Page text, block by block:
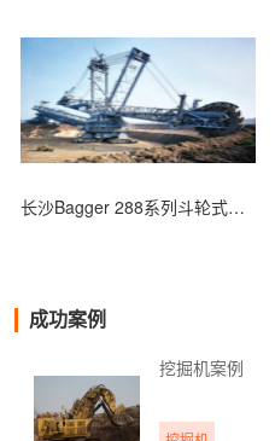
长沙Bagger 288系列斗轮式挖掘机
成功案例
挖掘机案例